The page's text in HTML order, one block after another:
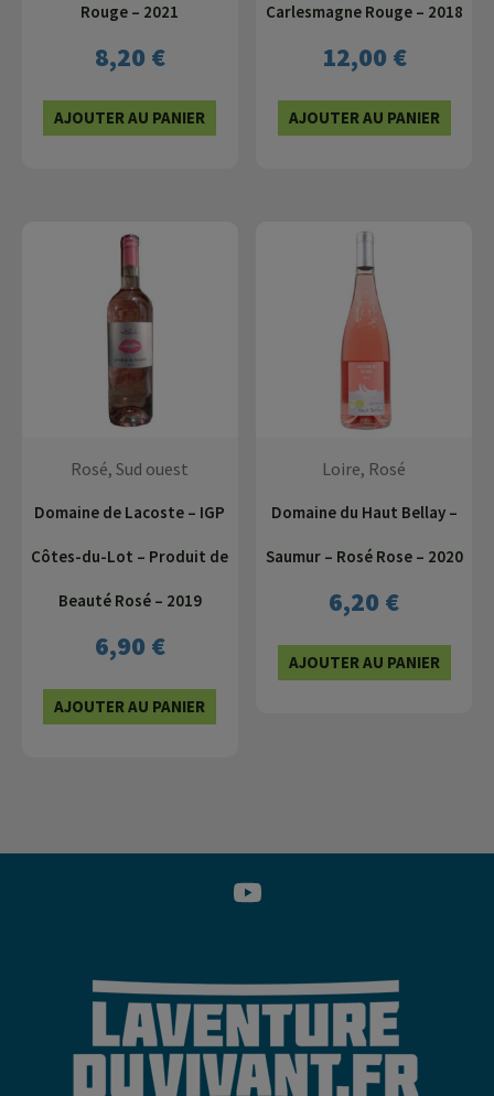
Rouge – 2021
8,20 €
AJOUTER AU PANIER
Carlesmagne Rouge – 2018
12,00 €
AJOUTER AU PANIER
Rosé, Sud ouest
Domaine de Lacoste – IGP
Côtes-du-Lot – Produit de
Beauté Rosé – 2019
6,90 €
AJOUTER AU PANIER
Loire, Rosé
Domaine du Haut Bellay –
Saumur – Rosé Rose – 2020
6,20 €
AJOUTER AU PANIER